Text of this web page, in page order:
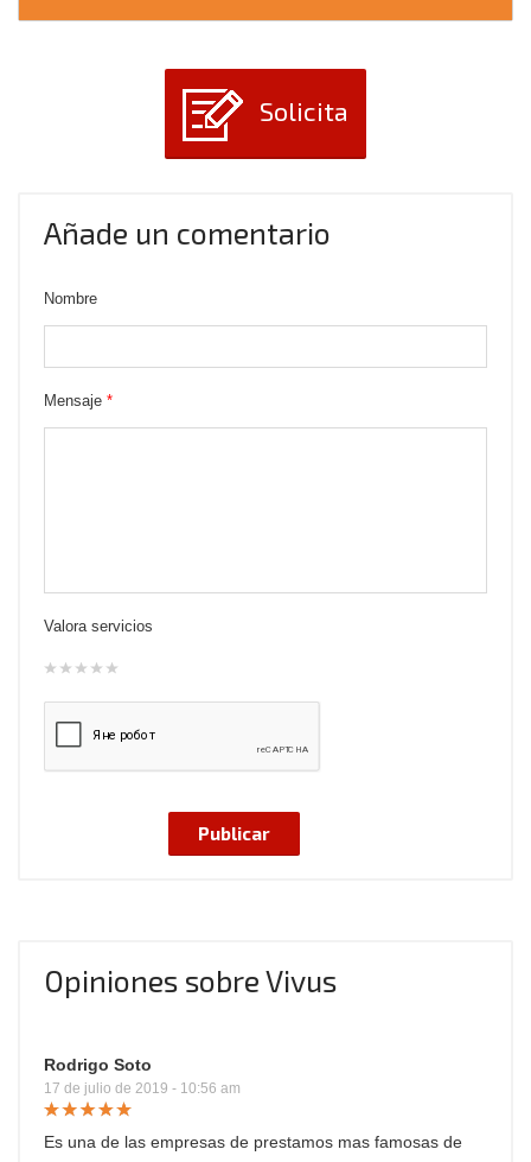
Solicita
Añade un comentario
Nombre
Mensaje *
Valora servicios
Opiniones sobre Vivus
Rodrigo Soto
17 de julio de 2019 - 10:56 am
Es una de las empresas de prestamos mas famosas de